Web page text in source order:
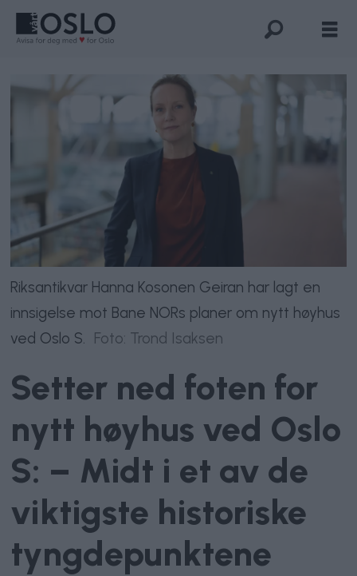
Riksantikvar Hanna Kosonen Geiran har lagt en
innsigelse mot Bane NORs planer om nytt høyhus
ved Oslo S. Foto: Trond Isaksen
Setter ned foten for
nytt høyhus ved Oslo
S: – Midt i et av de
viktigste historiske
tyngdepunktene